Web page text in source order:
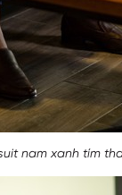
nam xanh tím